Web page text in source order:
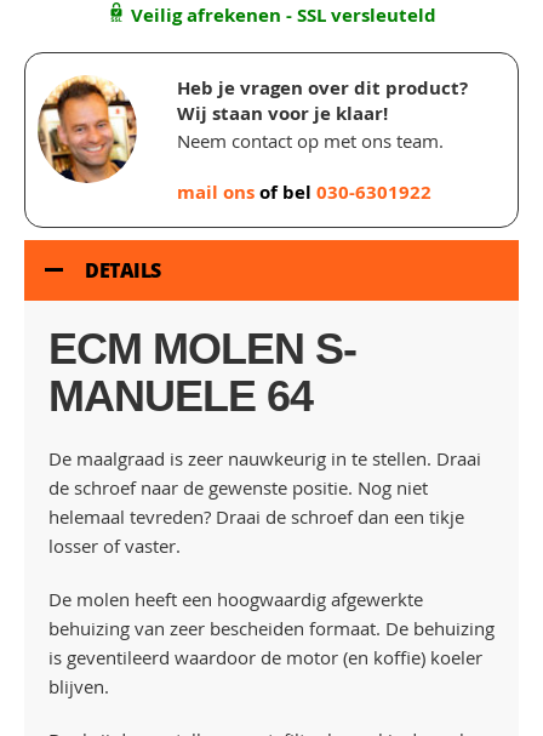
Veilig afrekenen - SSL versleuteld
Heb je vragen over dit product?
Wij staan voor je klaar!
Neem contact op met ons team.
mail onsof bel 030-6301922
DETAILS
ECM MOLEN S-
MANUELE 64
De maalgraad is zeer nauwkeurig in te stellen. Draai
de schroef naar de gewenste positie. Nog niet
helemaal tevreden? Draai de schroef dan een tikje
losser of vaster.
De molen heeft een hoogwaardig afgewerkte
behuizing van zeer bescheiden formaat. De behuizing
is geventileerd waardoor de motor (en koffie) koeler
blijven.